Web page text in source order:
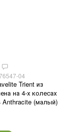
04
Trient из
на 4-х колесах
Anthracite (малый)